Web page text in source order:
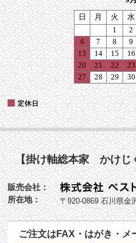
【掛け軸総本家 かけじ
販売会社：
所在地：
〒920-0869 石川県金
ご注文はFAX・はがき・メ